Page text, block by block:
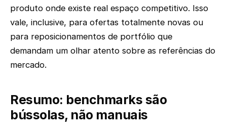
produto onde existe real espaço competitivo. Isso
vale, inclusive, para ofertas totalmente novas ou
para reposicionamentos de portfólio que
demandam um olhar atento sobre as referências do
mercado.
Resumo: benchmarks são
bússolas, não manuais